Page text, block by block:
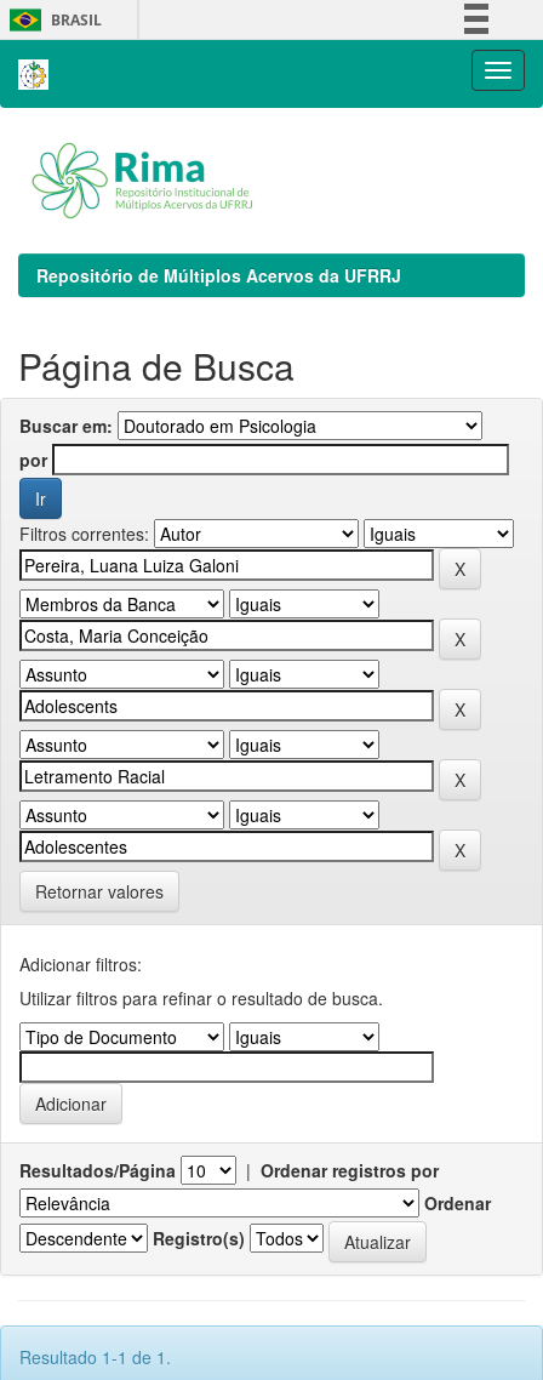
Skip
navigation
BRASIL
Repositório de Múltiplos Acervos da UFRRJ
Página de Busca
Buscar em:
por
Filtros correntes:
Retornar valores
Adicionar filtros:
Utilizar filtros para refinar o resultado de busca.
Resultados/Página | Ordenar registros por
Ordenar
Registro(s)
Resultado 1-1 de 1.